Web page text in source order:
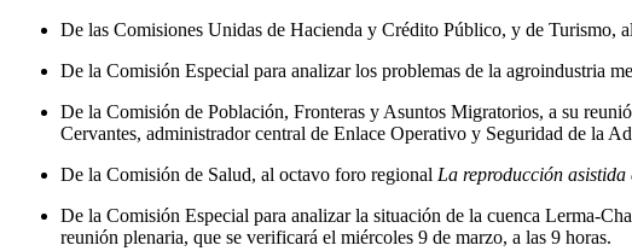
De las Comisiones Unidas de Hacienda y Crédito Público, y de Turismo,
De la Comisión Especial para analizar los problemas de la agroindustria
De la Comisión de Población, Fronteras y Asuntos Migratorios, a su
Cervantes, administrador central de Enlace Operativo y Seguridad de la
De la Comisión de Salud, al octavo foro regional La reproducción asistida
De la Comisión Especial para analizar la situación de la cuenca Lerma-
reunión plenaria, que se verificará el miércoles 9 de marzo, a las 9 horas.